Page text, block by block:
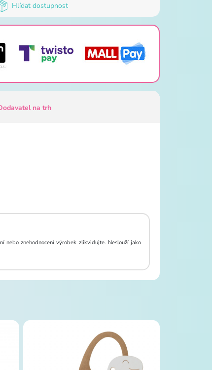
Hlídat dostupnost
na trh
nebo znehodnocení výrobek zlikvidujte. Neslouží jako